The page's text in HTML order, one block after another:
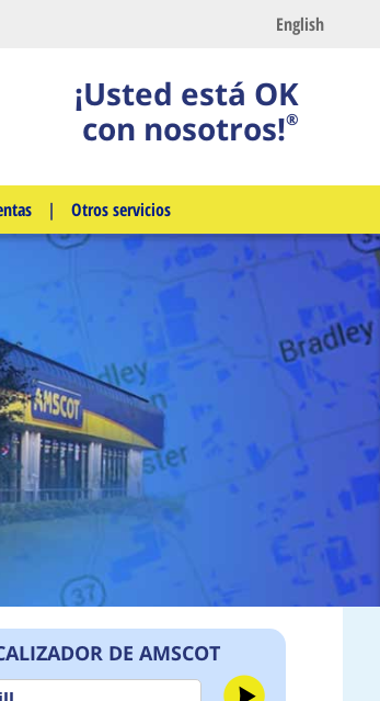
English
¡Usted está OK
con nosotros!®
| Otros servicios
DE AMSCOT